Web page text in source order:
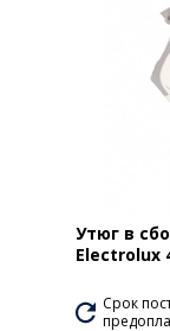
Утюг в
Electrolux
Срок